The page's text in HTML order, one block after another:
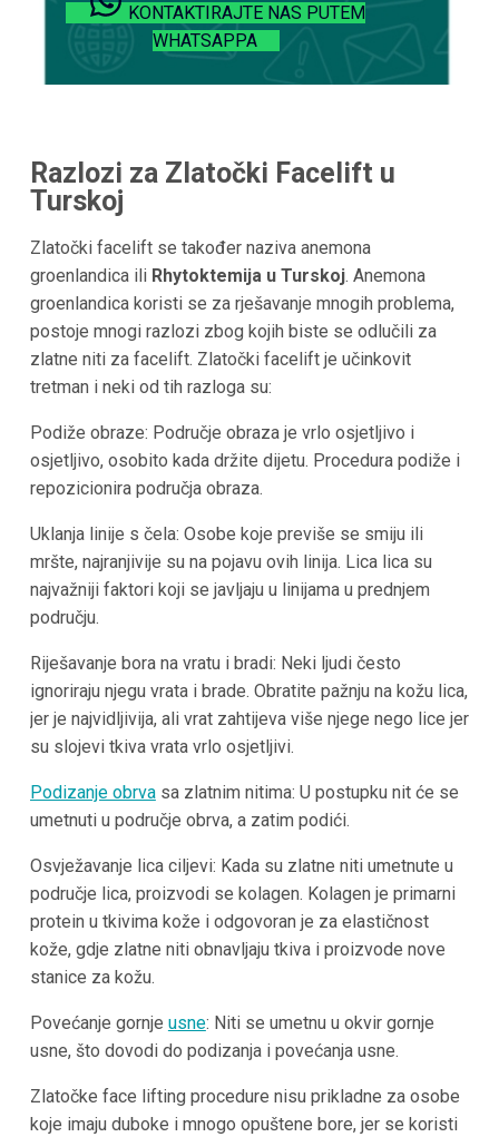
KONTAKTIRAJTE NAS PUTEM
WHATSAPPA
Razlozi za Zlatočki Facelift u
Turskoj
Zlatočki facelift se također naziva anemona
groenlandica ili Rhytoktemija u Turskoj. Anemona
groenlandica koristi se za rješavanje mnogih problema,
postoje mnogi razlozi zbog kojih biste se odlučili za
zlatne niti za facelift. Zlatočki facelift je učinkovit
tretman i neki od tih razloga su:
Podiže obraze: Područje obraza je vrlo osjetljivo i
osjetljivo, osobito kada držite dijetu. Procedura podiže i
repozicionira područja obraza.
Uklanja linije s čela: Osobe koje previše se smiju ili
mršte, najranjivije su na pojavu ovih linija. Lica lica su
najvažniji faktori koji se javljaju u linijama u prednjem
području.
Riješavanje bora na vratu i bradi: Neki ljudi često
ignoriraju njegu vrata i brade. Obratite pažnju na kožu lica,
jer je najvidljivija, ali vrat zahtijeva više njege nego lice jer
su slojevi tkiva vrata vrlo osjetljivi.
Podizanje obrvasa zlatnim nitima: U postupku nit će se
umetnuti u područje obrva, a zatim podići.
Osvježavanje lica ciljevi: Kada su zlatne niti umetnute u
područje lica, proizvodi se kolagen. Kolagen je primarni
protein u tkivima kože i odgovoran je za elastičnost
kože, gdje zlatne niti obnavljaju tkiva i proizvode nove
stanice za kožu.
Povećanje gornje usne: Niti se umetnu u okvir gornje
usne, što dovodi do podizanja i povećanja usne.
Zlatočke face lifting procedure nisu prikladne za osobe
koje imaju duboke i mnogo opuštene bore, jer se koristi